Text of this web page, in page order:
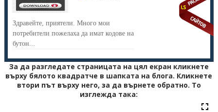
Здравейте, приятели. Много мои
потребители пожелаха да имат кодове на
бутон...
За да разгледате страницата на цял екран кликнете
върху бялото квадратче в шапката на блога. Кликнете
втори път върху него, за да върнете обратно. То
изглежда така: